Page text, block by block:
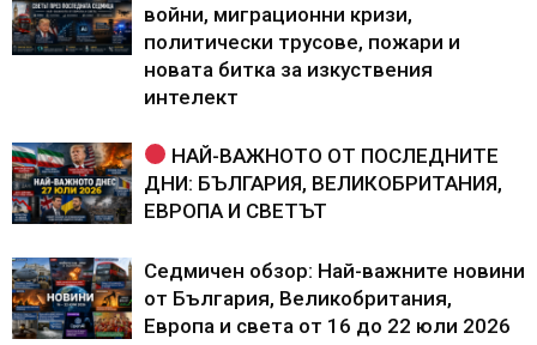
войни, миграционни кризи,
политически трусове, пожари и
новата битка за изкуствения
интелект
НАЙ-ВАЖНОТО ОТ ПОСЛЕДНИТЕ
ДНИ: БЪЛГАРИЯ, ВЕЛИКОБРИТАНИЯ,
ЕВРОПА И СВЕТЪТ
Седмичен обзор: Най-важните новини
от България, Великобритания,
Европа и света от 16 до 22 юли 2026